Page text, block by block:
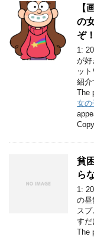
【
の
ぞ
1:
が好
ッ
紹介
The
女の
貧
ら
1:
の昼
ス
すだ
The